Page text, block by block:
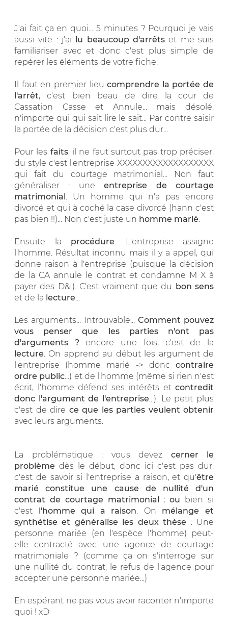
J'ai fait ça en quoi... 5 minutes ? Pourquoi je vais
aussi vite : j'ai lu beaucoup d'arrêts et me suis
familiariser avec et donc c'est plus simple de
repérer les éléments de votre fiche.
Il faut en premier lieucomprendre la portée de
l'arrêt, c'est bien beau de dire la cour de
Cassation Casse et Annule... mais désolé,
n'importe qui qui sait lire le sait... Par contre saisir
la portée de la décision c'est plus dur...
Pour les faits, il ne faut surtout pas trop préciser,
du style c'est l'entreprise XXXXXXXXXXXXXXXXXXX
qui fait du courtage matrimonial... Non faut
généraliser : uneentreprise de courtage
matrimonial . Un homme qui n'a pas encore
divorcé et qui à coché la case divorcé (hann c'est
pas bien !!)... Non c'est juste un homme marié
Ensuite la procédure . L'entreprise assigne
l'homme. Résultat inconnu mais il y a appel, qui
donne raison à l'entreprise (puisque la décision
de la CA annule le contrat et condamne M X à
payer des D&I). C'est vraiment que du bon sens
et de la lecture
Les arguments... Introuvable... Comment pouvez
vous penser que les parties n'ont pas
d'arguments ? encore une fois, c'est de la
lecture . On apprend au début les argument de
l'entreprise (homme marié -> donc contraire
ordre public ...) et de l'homme (même si rien n'est
écrit, l'homme défend ses intérêts et contredit
donc l'argument de l'entreprise ...). Le petit plus
c'est de dire ce que les parties veulent obtenir
avec leurs arguments.
La problématique : vous devez cerner le
problème dès le début, donc ici c'est pas dur,
c'est de savoir si l'entreprise a raison, et qu'être
marié constitue une cause de nullité d'un
contrat de courtage matrimonial ;ou bien si
c'est l'homme qui a raison . On mélange et
synthétise et généralise les deux thèse : Une
personne mariée (en l'espèce l'homme) peut-
elle contracté avec une agence de courtage
matrimoniale ? (comme ça on s'interroge sur
une nullité du contrat, le refus de l'agence pour
accepter une personne mariée...)
En espérant ne pas vous avoir raconter n'importe
quoi ! xD